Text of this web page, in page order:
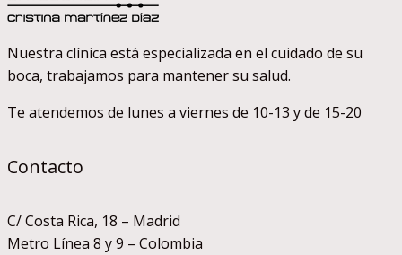
por
duelen
los
Nuestra clínica está especializada en el cuidado de su
boca, trabajamos para mantener su salud.
Te atendemos de lunes a viernes de 10-13 y de 15-20
Contacto
C/ Costa Rica, 18 – Madrid
Metro Línea 8 y 9 – Colombia